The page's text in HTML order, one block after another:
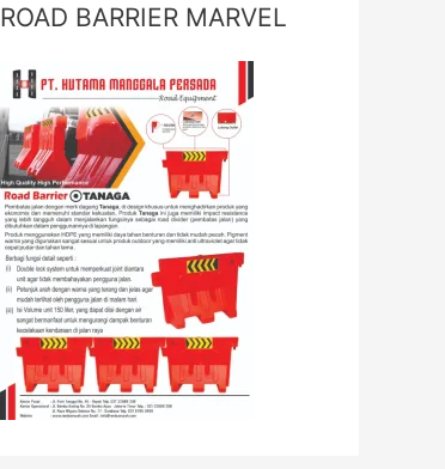
ROAD BARRIER MARVEL